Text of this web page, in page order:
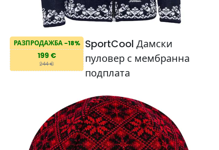
РАЗПРОДАЖБА -18%
199 €
244 €
SportCool Дамски
пуловер с мембранна
подплата